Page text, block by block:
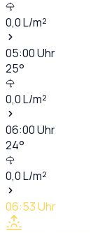
0,0L/m²
05:00Uhr
25°
0,0L/m²
06:00Uhr
24°
0,0L/m²
06:53Uhr